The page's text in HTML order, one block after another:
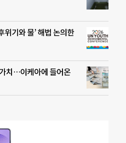
위기와 물’ 해법 논의한
치…이케아에 들어온